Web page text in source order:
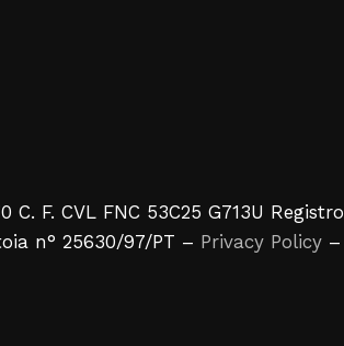
C. F. CVL FNC 53C25 G713U Registro
n° 25630/97/PT – Privacy Policy –